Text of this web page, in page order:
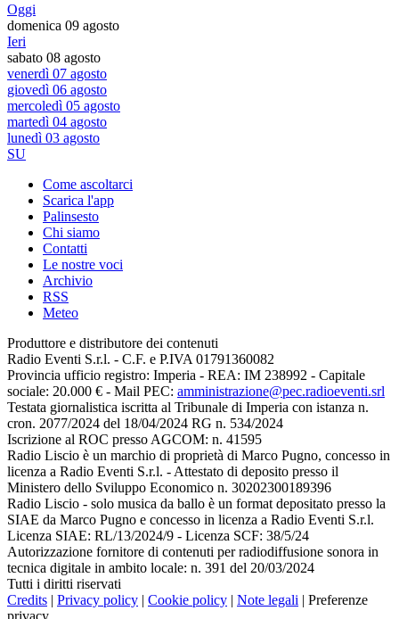
Oggi
domenica 09 agosto
Ieri
sabato 08 agosto
venerdì 07 agosto
giovedì 06 agosto
mercoledì 05 agosto
martedì 04 agosto
lunedì 03 agosto
SU
Come ascoltarci
Scarica l'app
Palinsesto
Chi siamo
Contatti
Le nostre voci
Archivio
RSS
Meteo
Produttore e distributore dei contenuti
Radio Eventi S.r.l. - C.F. e P.IVA 01791360082
Provincia ufficio registro: Imperia - REA: IM 238992 - Capitale
sociale: 20.000 € - Mail PEC: amministrazione@pec.radioeventi.srl
Testata giornalistica iscritta al Tribunale di Imperia con istanza n.
cron. 2077/2024 del 18/04/2024 RG n. 534/2024
Iscrizione al ROC presso AGCOM: n. 41595
Radio Liscio è un marchio di proprietà di Marco Pugno, concesso in
licenza a Radio Eventi S.r.l. - Attestato di deposito presso il
Ministero dello Sviluppo Economico n. 30202300189396
Radio Liscio - solo musica da ballo è un format depositato presso la
SIAE da Marco Pugno e concesso in licenza a Radio Eventi S.r.l.
Licenza SIAE: RL/13/2024/9 - Licenza SCF: 38/5/24
Autorizzazione fornitore di contenuti per radiodiffusione sonora in
tecnica digitale in ambito locale: n. 391 del 20/03/2024
Tutti i diritti riservati
Credits | Privacy policy | Cookie policy | Note legali | Preferenze
privacy